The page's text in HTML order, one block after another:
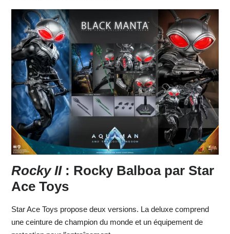
Rocky II: Rocky Balboa par Star
Ace Toys
Star Ace Toys propose deux versions. La deluxe comprend
une ceinture de champion du monde et un équipement de